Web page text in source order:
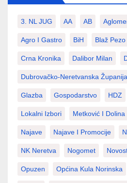
3. NL JUG AA AB
Agro I Gastro BiH Blaž Pezo
Crna Kronika Dalibor Milan
Dubrovačko-Neretvanska Županija
Glazba Gospodarstvo HDZ
Lokalni Izbori Metković I Dolina
Najave Najave I Promocije
NK Neretva Nogomet
Opuzen Općina Kula Norinska